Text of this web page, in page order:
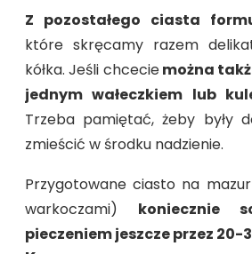
Z pozostałego ciasta
które skręcamy razem
kółka. Jeśli chceciemożna
jednym wałeczkiem lub
Trzeba pamiętać, żeby były
zmieścić w środku nadzienie.
Przygotowane ciasto na
warkoczami) koniecznie
pieczeniem jeszcze przez 20-